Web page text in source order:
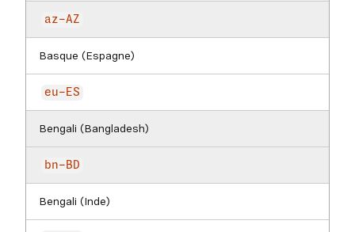
az-AZ
Basque (Espagne)
eu-ES
Bengali (Bangladesh)
bn-BD
Bengali (Inde)